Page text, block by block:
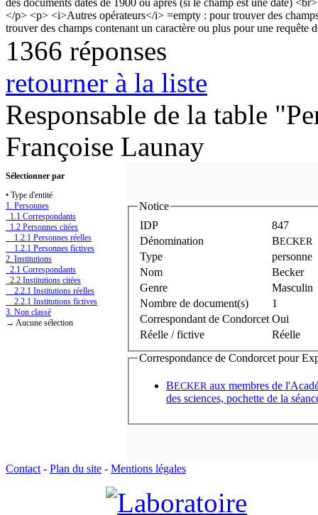
1366 réponses
retourner à la liste
Responsable de la table
Françoise Launay
Sélectionner par
• Type d'entité
1. Personnes
1.1 Correspondants
1.2 Personnes citées
1.2.1 Personnes réelles
1.2.1 Personnes fictives
2. Institutions
2.1 Correspondants
2.2 Institutions citées
2.2.1 Institutions réelles
2.2.1 Institutions fictives
3. Non classé
→ Aucune sélection
Notice
IDP
847
Dénomination
BECKER
Type
personne
Nom
Becker
Genre
Masculin
Nombre de document(s)
1
Correspondant de Condorcet Oui
Réelle / fictive
Réelle
Correspondance de Condorcet pour
BECKER
aux membres de
des sciences, pochette de la
Contact- Plan du site - Mentions légales